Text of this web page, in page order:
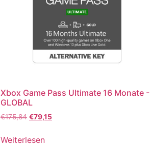
Xbox Game Pass Ultimate 16 Monate -
GLOBAL
€175,84 €79,15
Weiterlesen